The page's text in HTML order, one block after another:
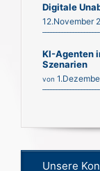
Digitale
12.November
KI-Agenten
Szenarien
von
Unsere